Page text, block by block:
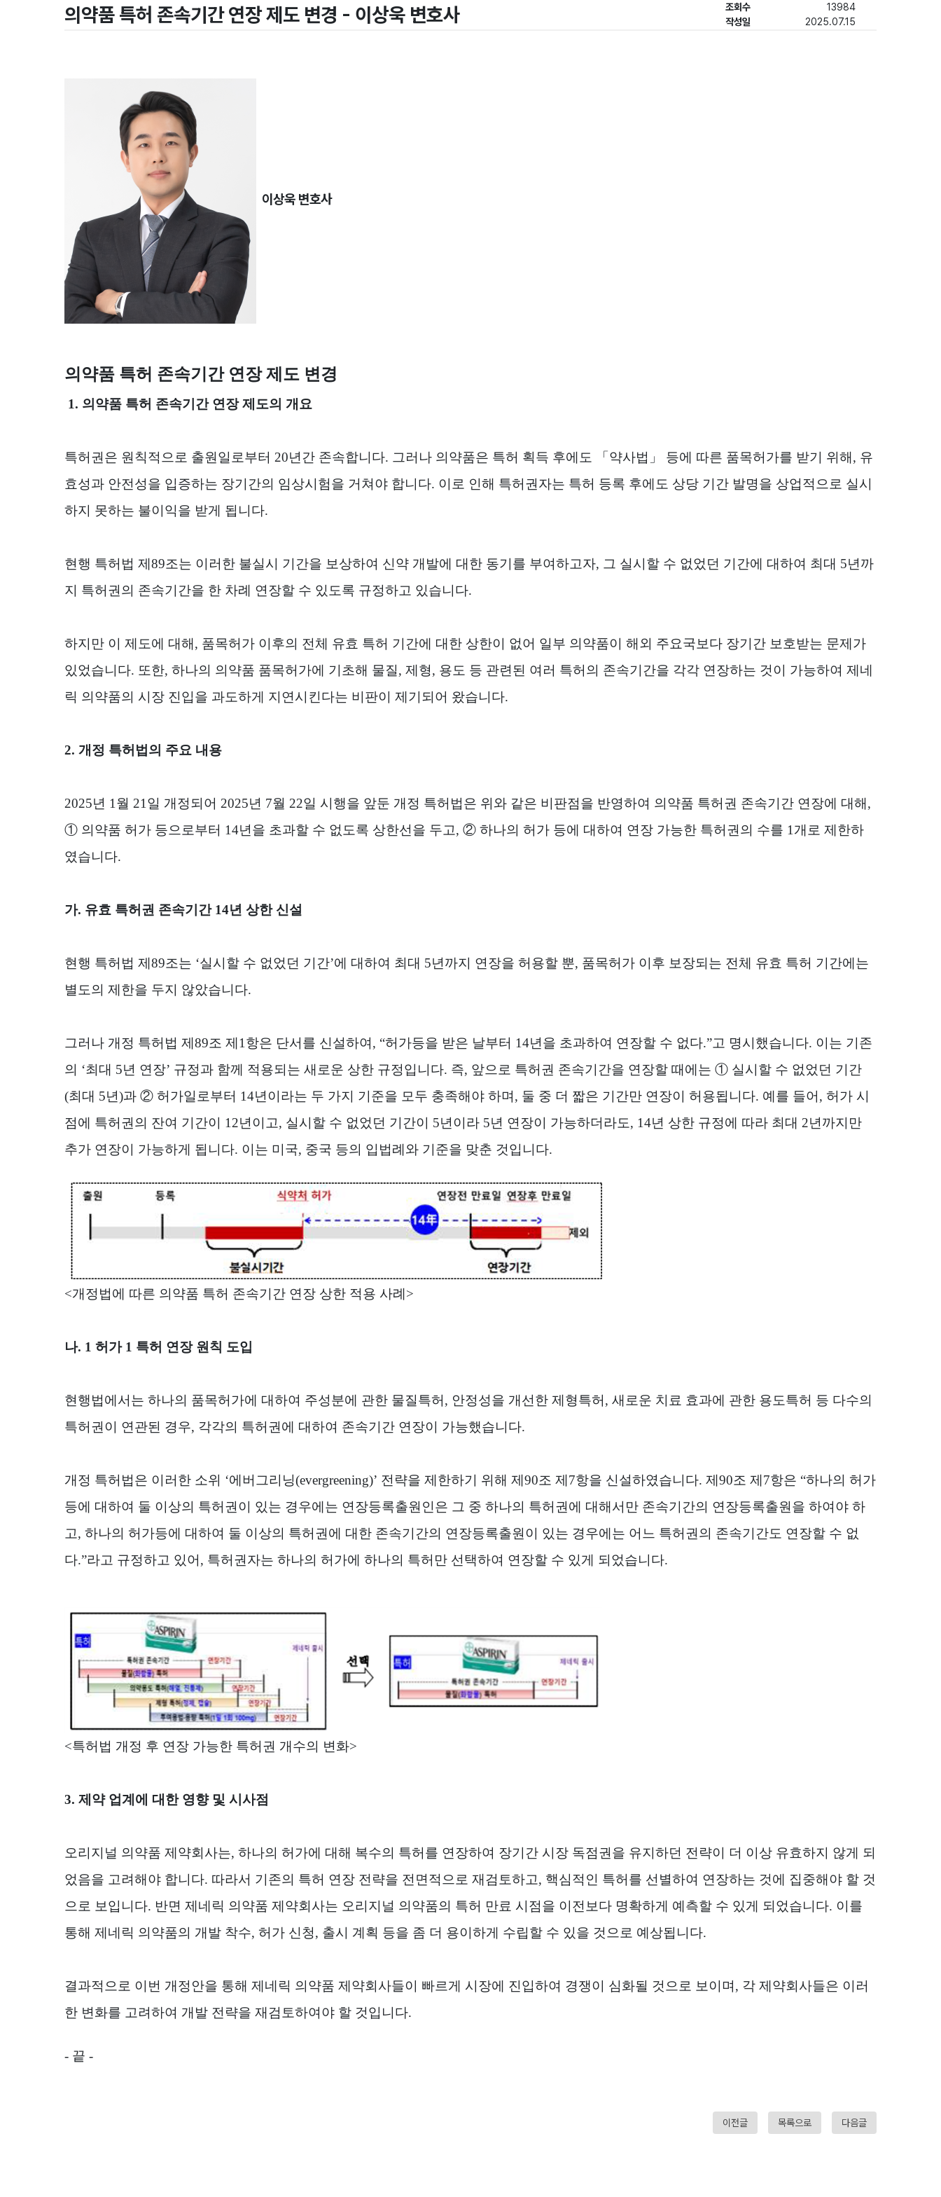
의약품 특허 존속기간 연장 제도 변경 - 이상욱 변호사 조회수
13984
작성일
2025.07.15
이상욱 변호사
의약품 특허 존속기간 연장 제도 변경
1. 의약품 특허 존속기간 연장 제도의 개요
특허권은 원칙적으로 출원일로부터 20년간 존속합니다. 그러나 의약품은 특허 획득 후에도 「 약사법 」 등에 따른 품목허가를 받기 위해 , 유
효성과 안전성을 입증하는 장기간의 임상시험을 거쳐야 합니다. 이로 인해 특허권자는 특허 등록 후에도 상당 기간 발명을 상업적으로 실시
하지 못하는 불이익을 받게 됩니다.
현행 특허법 제 89조는 이러한 불실시 기간을 보상하여 신약 개발에 대한 동기를 부여하고자, 그 실시할 수 없었던 기간에 대하여 최대 5년까
지 특허권의 존속기간을 한 차례 연장할 수 있도록 규정하고 있습니다.
하지만 이 제도에 대해 , 품목허가 이후의 전체 유효 특허 기간에 대한 상한이 없어 일부 의약품이 해외 주요국보다 장기간 보호받는 문제가
있었습니다. 또한, 하나의 의약품 품목허가에 기초해 물질, 제형, 용도 등 관련된 여러 특허의 존속기간을 각각 연장하는 것이 가능하여 제네
릭 의약품의 시장 진입을 과도하게 지연시킨다는 비판이 제기되어 왔습니다.
2. 개정 특허법의 주요 내용
2025년 1 월 21 일 개정되어 2025년 7월 22일 시행을 앞둔 개정 특허법은 위와 같은 비판점을 반영하여 의약품 특허권 존속기간 연장에 대해 ,
① 의약품 허가 등으로부터 14년을 초과할 수 없도록 상한선을 두고, ② 하나의 허가 등에 대하여 연장 가능한 특허권의 수를 1 개로 제한하
였습니다.
가. 유효 특허권 존속기간 14년 상한 신설
현행 특허법 제 89조는 ‘실시할 수 없었던 기간’에 대하여 최대 5년까지 연장을 허용할 뿐, 품목허가 이후 보장되는 전체 유효 특허 기간에는
별도의 제한을 두지 않았습니다.
그러나 개정 특허법 제 89조 제 1 항은 단서를 신설하여 , “허가등을 받은 날부터 14년을 초과하여 연장할 수 없다.”고 명시했습니다. 이는 기존
의 ‘최대 5년 연장’ 규정과 함께 적용되는 새로운 상한 규정입니다. 즉, 앞으로 특허권 존속기간을 연장할 때에는 ① 실시할 수 없었던 기간
(최대 5년)과 ② 허가일로부터 14년이라는 두 가지 기준을 모두 충족해야 하며 , 둘 중 더 짧은 기간만 연장이 허용됩니다. 예를 들어 , 허가 시
점에 특허권의 잔여 기간이 12년이고, 실시할 수 없었던 기간이 5년이라 5년 연장이 가능하더라도, 14년 상한 규정에 따라 최대 2년까지만
추가 연장이 가능하게 됩니다. 이는 미국, 중국 등의 입법례와 기준을 맞춘 것입니다.
<개정법에 따른 의약품 특허 존속기간 연장 상한 적용 사례 >
나. 1 허가 1 특허 연장 원칙 도입
현행법에서는 하나의 품목허가에 대하여 주성분에 관한 물질특허 , 안정성을 개선한 제형특허 , 새로운 치료 효과에 관한 용도특허 등 다수의
특허권이 연관된 경우, 각각의 특허권에 대하여 존속기간 연장이 가능했습니다.
개정 특허법은 이러한 소위 ‘에버그리닝(evergreening)’ 전략을 제한하기 위해 제 90조 제 7항을 신설하였습니다. 제 90조 제 7항은 “하나의 허가
등에 대하여 둘 이상의 특허권이 있는 경우에는 연장등록출원인은 그 중 하나의 특허권에 대해서만 존속기간의 연장등록출원을 하여야 하
고, 하나의 허가등에 대하여 둘 이상의 특허권에 대한 존속기간의 연장등록출원이 있는 경우에는 어느 특허권의 존속기간도 연장할 수 없
다.”라고 규정하고 있어 , 특허권자는 하나의 허가에 하나의 특허만 선택하여 연장할 수 있게 되었습니다.
<특허법 개정 후 연장 가능한 특허권 개수의 변화>
3. 제약 업계에 대한 영향 및 시사점
오리지널 의약품 제약회사는, 하나의 허가에 대해 복수의 특허를 연장하여 장기간 시장 독점권을 유지하던 전략이 더 이상 유효하지 않게 되
었음을 고려해야 합니다. 따라서 기존의 특허 연장 전략을 전면적으로 재검토하고, 핵심적인 특허를 선별하여 연장하는 것에 집중해야 할 것
으로 보입니다. 반면 제네릭 의약품 제약회사는 오리지널 의약품의 특허 만료 시점을 이전보다 명확하게 예측할 수 있게 되었습니다. 이를
통해 제네릭 의약품의 개발 착수, 허가 신청, 출시 계획 등을 좀 더 용이하게 수립할 수 있을 것으로 예상됩니다.
결과적으로 이번 개정안을 통해 제네릭 의약품 제약회사들이 빠르게 시장에 진입하여 경쟁이 심화될 것으로 보이며 , 각 제약회사들은 이러
한 변화를 고려하여 개발 전략을 재검토하여야 할 것입니다.
- 끝 -
이전글 목록으로 다음글